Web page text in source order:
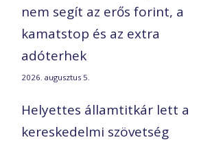
nem segít az erős forint, a
kamatstop és az extra
adóterhek
2026. augusztus 5.
Helyettes államtitkár lett a
kereskedelmi szövetség